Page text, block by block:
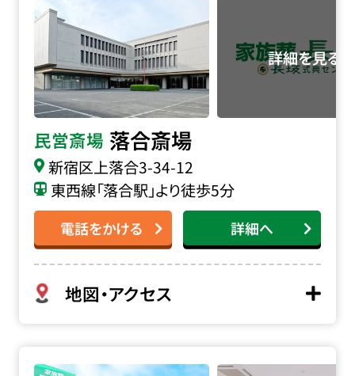
民営斎場 落合斎場
新宿区上落合3-34-12
東西線「落合駅」より徒歩5分
電話をかける 詳細へ
地図・アクセス